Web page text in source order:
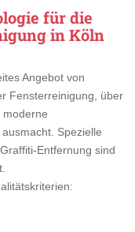
für die
in Köln
Angebot von
Fensterreinigung, über
moderne
Spezielle
Entfernung sind